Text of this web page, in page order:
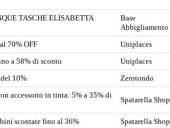
TASCHE ELISABETTA
Base
Abbigliamento
70% OFF
Uniplaces
a 58% di sconto
Uniplaces
10%
Zerotondo
accessorio in tinta: 5% a 35% di
Spatarella Shop
scontate fino al 36%
Spatarella Shop